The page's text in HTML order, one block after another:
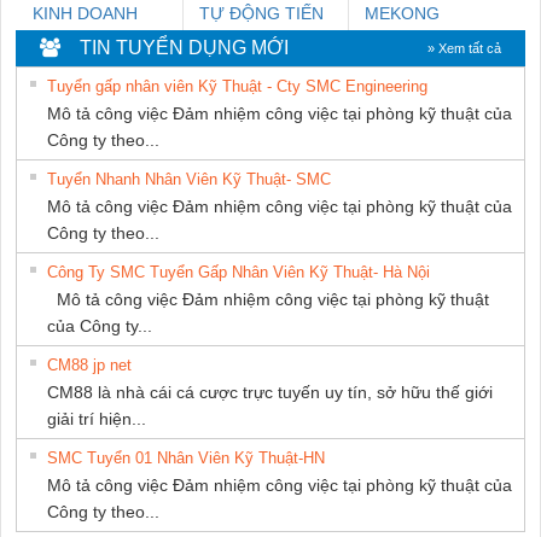
KINH DOANH
DỊCH VỤ XNK
PHƯƠNG NAM
TỰ ĐỘNG TIẾN
HƯNG
MEKONG
SUPPLY
TIN TUYỂN DỤNG MỚI » Xem tất cả
Tuyển gấp nhân viên Kỹ Thuật - Cty SMC Engineering
Mô tả công việc Đảm nhiệm công việc tại phòng kỹ thuật của
Công ty theo...
Tuyển Nhanh Nhân Viên Kỹ Thuật- SMC
Mô tả công việc Đảm nhiệm công việc tại phòng kỹ thuật của
Công ty theo...
Công Ty SMC Tuyển Gấp Nhân Viên Kỹ Thuật- Hà Nội
Mô tả công việc Đảm nhiệm công việc tại phòng kỹ thuật
của Công ty...
CM88 jp net
CM88 là nhà cái cá cược trực tuyến uy tín, sở hữu thế giới
giải trí hiện...
SMC Tuyển 01 Nhân Viên Kỹ Thuật-HN
Mô tả công việc Đảm nhiệm công việc tại phòng kỹ thuật của
Công ty theo...